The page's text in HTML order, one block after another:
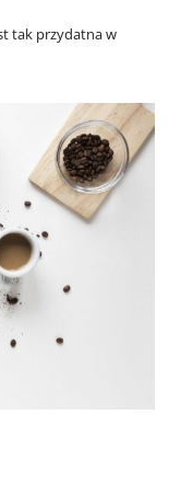
tak przydatna w